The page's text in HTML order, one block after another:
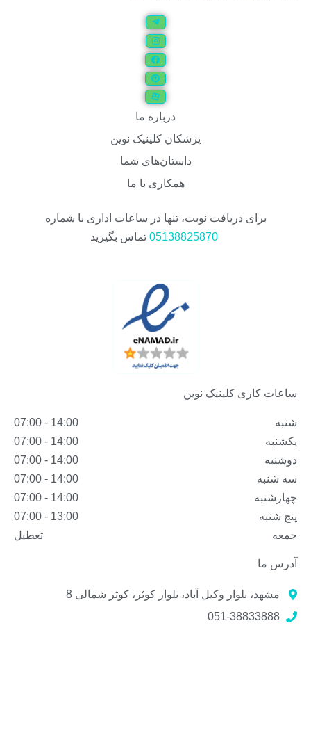
درباره ما
پزشکان کلینیک نوین
داستان‌های شما
همکاری با ما
برای دریافت نوبت، تنها در ساعات اداری با شماره
05138825870 تماس بگیرید
ساعات کاری کلینیک نوین
شنبه
14:00 - 07:00
یکشنبه
14:00 - 07:00
دوشنبه
14:00 - 07:00
سه شنبه
14:00 - 07:00
چهارشنبه
14:00 - 07:00
پنج شنبه
13:00 - 07:00
جمعه
تعطیل
آدرس ما
مشهد، بلوار وکیل آباد، بلوار کوثر، کوثر شمالی 8
051-38833888